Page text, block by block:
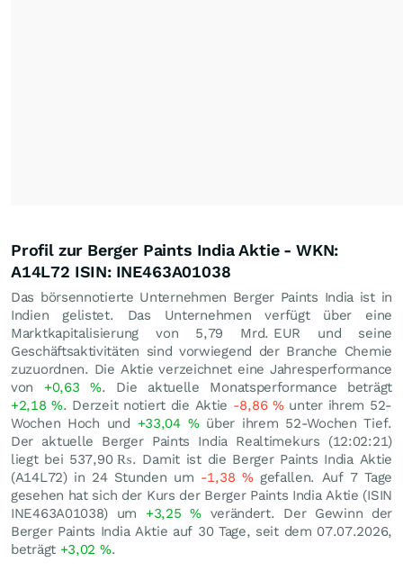
Profil zur Berger Paints India Aktie - WKN:
A14L72 ISIN: INE463A01038
Das börsennotierte Unternehmen Berger Paints India ist in
Indien gelistet. Das Unternehmen verfügt über eine
Marktkapitalisierung von 5,79 Mrd. EUR und seine
Geschäftsaktivitäten sind vorwiegend der Branche Chemie
zuzuordnen. Die Aktie verzeichnet eine Jahresperformance
von +0,63%. Die aktuelle Monatsperformance beträgt
+2,18%. Derzeit notiert die Aktie -8,86 %unter ihrem 52-
Wochen Hoch und +33,04 %über ihrem 52-Wochen Tief.
Der aktuelle Berger Paints India Realtimekurs (12:02:21)
liegt bei 537,90 ₨. Damit ist die Berger Paints India Aktie
(A14L72) in 24 Stunden um -1,38 %gefallen. Auf 7 Tage
gesehen hat sich der Kurs der Berger Paints India Aktie (ISIN
INE463A01038) um +3,25%verändert. Der Gewinn der
Berger Paints India Aktie auf 30 Tage, seit dem 07.07.2026,
beträgt +3,02 %.